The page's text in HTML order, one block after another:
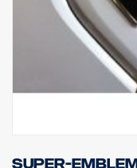
Super-emblem